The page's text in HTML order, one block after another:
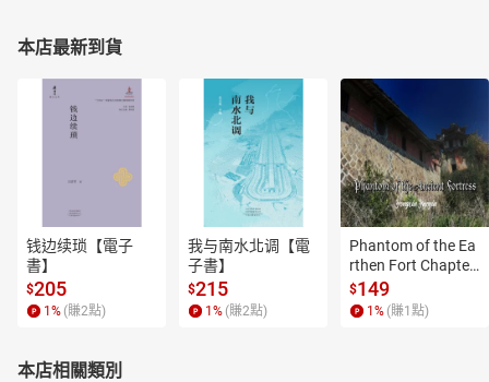
本店最新到貨
钱边续琐【電子
書】
$205
1 % (賺2點)
我与南水北调【電
子書】
$215
1 % (賺2點)
Phantom of the Ea
rthen Fort Chapter
4【有聲書】
$149
1 % (賺1 點)
本店相關類別